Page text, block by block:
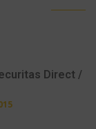
Direct /